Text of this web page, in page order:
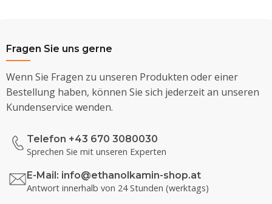
Fragen Sie uns gerne
Wenn Sie Fragen zu unseren Produkten oder einer
Bestellung haben, können Sie sich jederzeit an unseren
Kundenservice wenden.
Telefon +43 670 3080030
Sprechen Sie mit unseren Experten
E-Mail: info@ethanolkamin-shop.at
Antwort innerhalb von 24 Stunden (werktags)